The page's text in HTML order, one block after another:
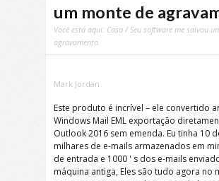
um monte de
Você está aqui: Casa / Seu software me salvou
agravamento.
Mark Jordan
Este produto é incrível – ele convertido
Windows Mail EML exportação
Outlook 2016 sem emenda. Eu tinha 10
milhares de e-mails armazenados em
de entrada e 1000 ' s dos e-mails
máquina antiga, Eles são tudo agora no